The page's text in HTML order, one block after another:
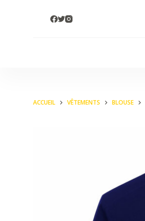
ACCUEIL VÊTEMENTS BLOUSE